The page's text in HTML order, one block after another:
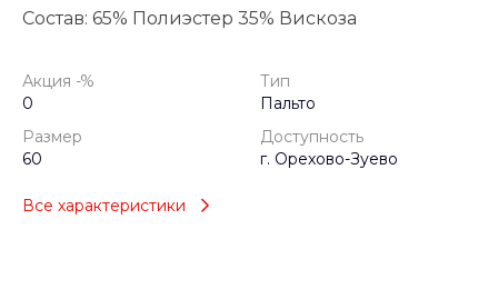
Состав: 65% Полиэстер 35% Вискоза
Акция -%
0
Тип
Пальто
Размер
60
Доступность
г. Орехово-Зуево
Все характеристики